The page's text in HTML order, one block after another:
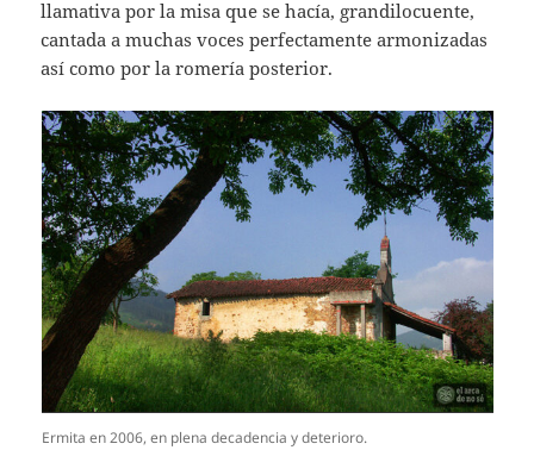
llamativa por la misa que se hacía, grandilocuente,
cantada a muchas voces perfectamente armonizadas
así como por la romería posterior.
Ermita en 2006, en plena decadencia y deterioro.